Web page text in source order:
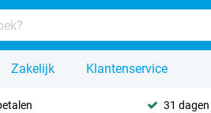
Zakelijk Klantenservice
31 dagen